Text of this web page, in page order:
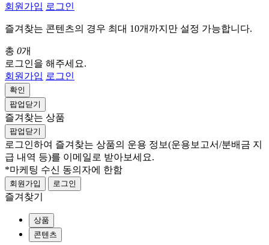
회원가입 로그인
즐겨찾는 콘텐츠의 경우 최대 10개까지만 설정 가능합니다.
총 0개
로그인을 해주세요.
회원가입 로그인
확인
팝업닫기
즐겨찾는 상품
팝업닫기
로그인하여 즐겨찾는 상품의 운용 정보(운용보고서/분배금 지
급 내역 등)를 이메일로 받아보세요.
*마케팅 수신 동의자에 한함
회원가입 로그인
즐겨찾기
상품
콘텐츠